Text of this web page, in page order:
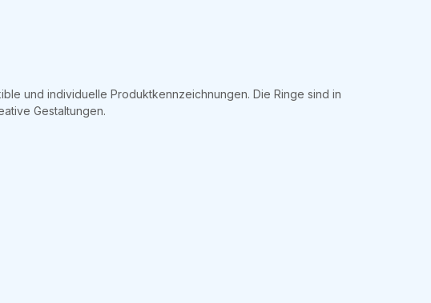
und individuelle Produktkennzeichnungen. Die Ringe sind in
Gestaltungen.